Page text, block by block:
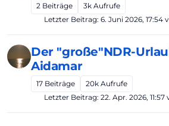
2 Beiträge 3k Aufrufe
Letzter Beitrag: 6. Juni 2026, 17:54
Der "große"NDR-
Aidamar
17 Beiträge 20k Aufrufe
Letzter Beitrag: 22. Apr. 2026, 11:57